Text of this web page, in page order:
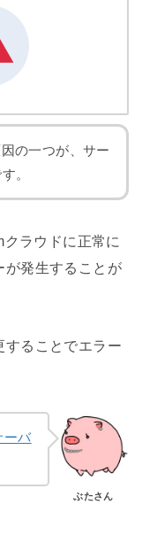
の一つが、サー
。
ラウドに正常に
が発生することが
することでエラー
バ
ぶたさん